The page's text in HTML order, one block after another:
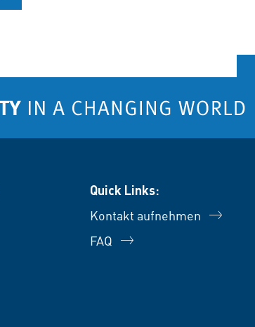
Quick Links:
Kontakt aufnehmen
FAQ